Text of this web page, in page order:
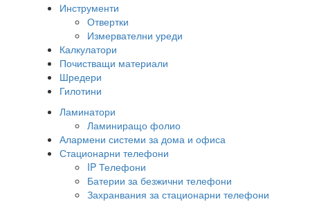
Инструменти
Отвертки
Измервателни уреди
Калкулатори
Почистващи материали
Шредери
Гилотини
Ламинатори
Ламиниращо фолио
Алармени системи за дома и офиса
Стационарни телефони
IP Телефони
Батерии за безжични телефони
Захранвания за стационарни телефони